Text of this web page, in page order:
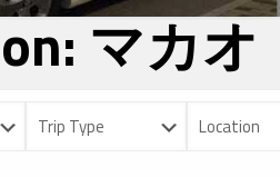
マカオ